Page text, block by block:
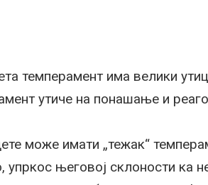
темперамент има велики
утиче на понашање и
може имати „тежак“
упркос његовој склоности ка